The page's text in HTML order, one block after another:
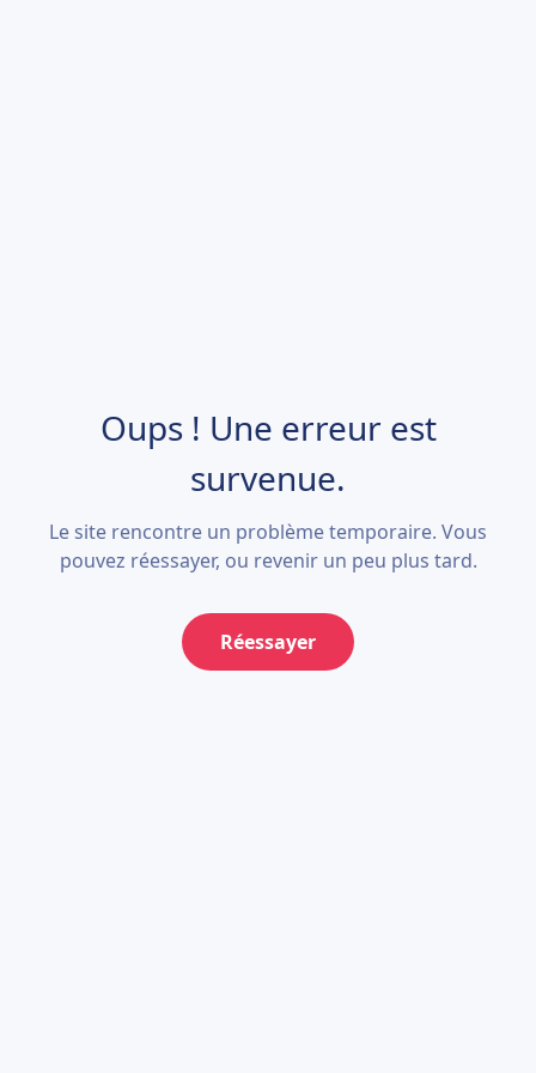
Oups ! Une erreur est
survenue.
Le site rencontre un problème temporaire. Vous
pouvez réessayer, ou revenir un peu plus tard.
Réessayer